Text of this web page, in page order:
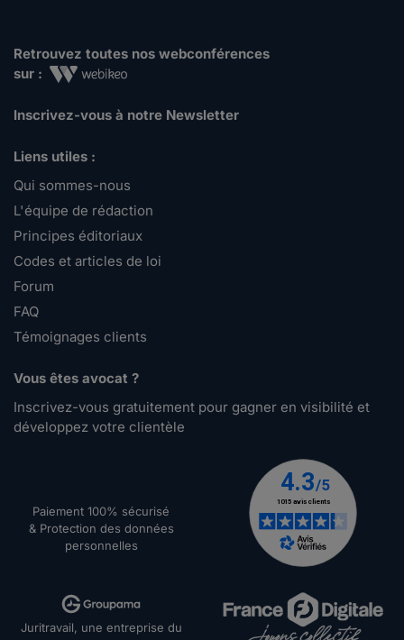
Retrouvez toutes nos webconférences
sur :
Inscrivez-vous à notre Newsletter
Liens utiles :
Qui sommes-nous
L'équipe de rédaction
Principes éditoriaux
Codes et articles de loi
Forum
FAQ
Témoignages clients
Vous êtes avocat ?
Inscrivez-vous gratuitement pour gagner en visibilité et
développez votre clientèle
Paiement 100% sécurisé
& Protection des données
personnelles
Juritravail, une entreprise du